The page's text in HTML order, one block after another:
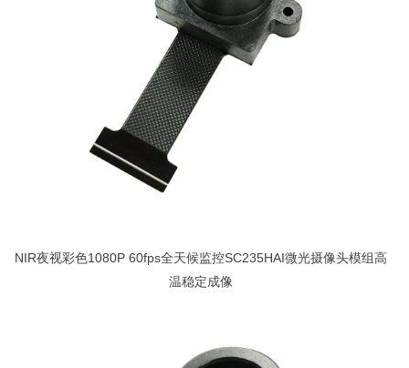
NIR夜视彩色1080P 60fps全天候监控SC235HAI微光摄像头模组高
温稳定成像